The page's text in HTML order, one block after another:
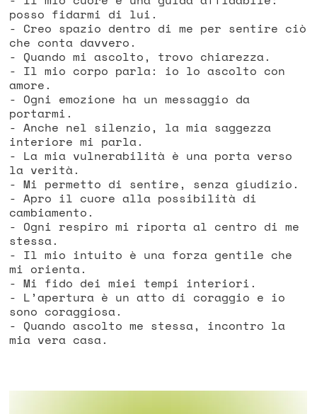
posso fidarmi di lui.
- Creo spazio dentro di me per sentire ciò
che conta davvero.
- Quando mi ascolto, trovo chiarezza.
- Il mio corpo parla: io lo ascolto con
amore.
- Ogni emozione ha un messaggio da
portarmi.
- Anche nel silenzio, la mia saggezza
interiore mi parla.
- La mia vulnerabilità è una porta verso
la verità.
- Mi permetto di sentire, senza giudizio.
- Apro il cuore alla possibilità di
cambiamento.
- Ogni respiro mi riporta al centro di me
stessa.
- Il mio intuito è una forza gentile che
mi orienta.
- Mi fido dei miei tempi interiori.
- L’apertura è un atto di coraggio e io
sono coraggiosa.
- Quando ascolto me stessa, incontro la
mia vera casa.